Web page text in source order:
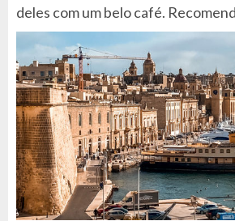
deles com um belo café.